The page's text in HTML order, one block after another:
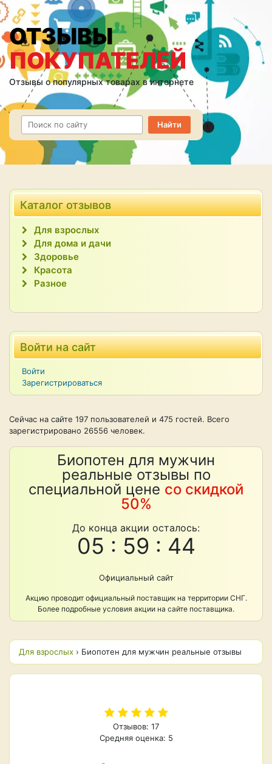
ОТЗЫВЫ
ПОКУПАТЕЛЕЙ
Отзывы о популярных товарах в интернете
Каталог отзывов
Для взрослых
Для дома и дачи
Здоровье
Красота
Разное
Войти на сайт
Войти
Зарегистрироваться
Сейчас на сайте 197 пользователей и 475 гостей. Всего
зарегистрировано 26556 человек.
Биопотен для мужчин
реальные отзывы по
специальной цене со скидкой
50%
До конца акции осталось:
05 : 59 : 43
Официальный сайт
Акцию проводит официальный поставщик на территории СНГ.
Более подробные условия акции на сайте поставщика.
Для взрослых › Биопотен для мужчин реальные отзывы
Отзывов: 17
Средняя оценка: 5